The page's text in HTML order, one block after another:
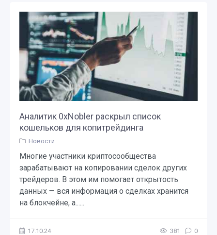
Аналитик 0xNobler раскрыл список
кошельков для копитрейдинга
Новости
Многие участники криптосообщества
зарабатывают на копировании сделок других
трейдеров. В этом им помогает открытость
данных — вся информация о сделках хранится
на блокчейне, а......
17.10.24 381 0